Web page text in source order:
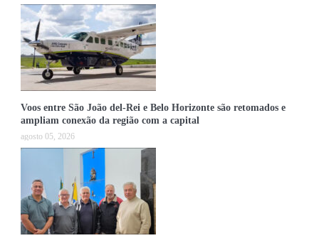
Voos entre São João del-Rei e Belo Horizonte são retomados e
ampliam conexão da região com a capital
agosto 05, 2026